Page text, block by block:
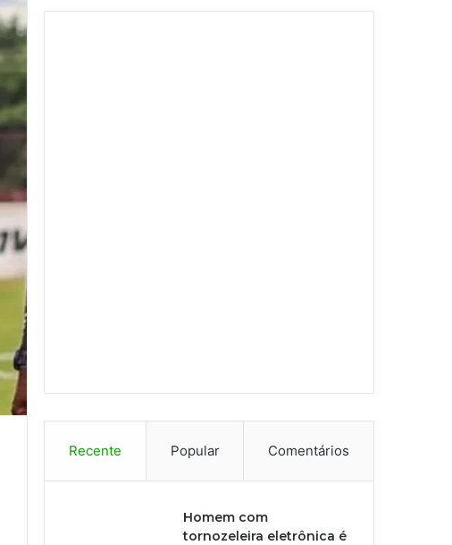
Recente Popular Comentários
Homem com
tornozeleira eletrônica é